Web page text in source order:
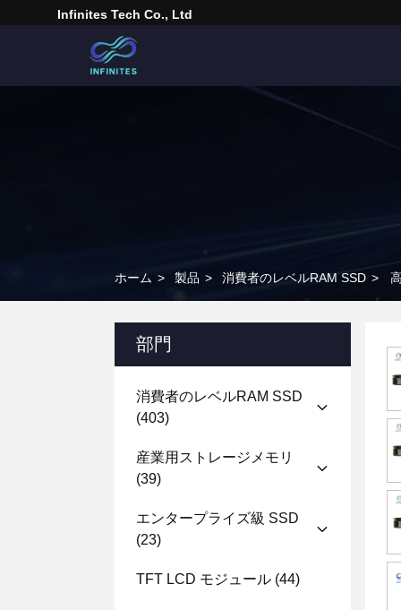
Infinites Tech Co., Ltd
ホーム > 製品 > 消費者のレベルRAM SSD >
部門
消費者のレベルRAM SSD
(403)
産業用ストレージメモリ
(39)
エンタープライズ級 SSD
(23)
TFT LCD モジュール (44)